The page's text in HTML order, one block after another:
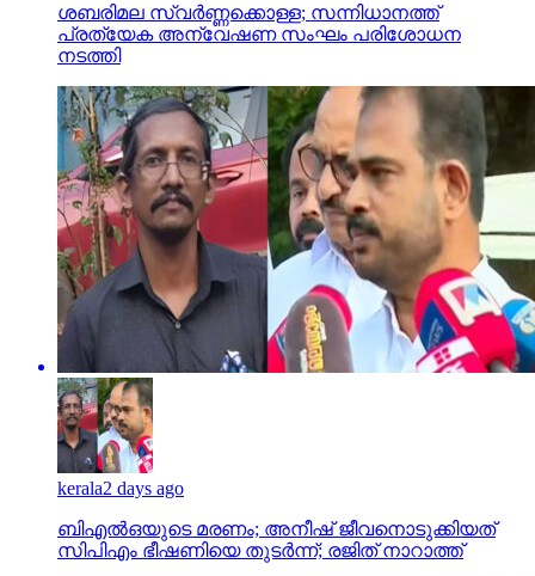
ശബരിമല സ്വര്‍ണ്ണക്കൊള്ള; സന്നിധാനത്ത്
പ്രത്യേക അന്വേഷണ സംഘം പരിശോധന
നടത്തി
kerala2 days ago
ബിഎല്‍ഒയുടെ മരണം; അനീഷ് ജീവനൊടുക്കിയത്
സിപിഎം ഭീഷണിയെ തുടര്‍ന്ന്; രജിത് നാറാത്ത്